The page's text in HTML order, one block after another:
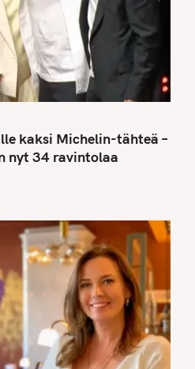
kaksi Michelin-tähteä –
nyt 34 ravintolaa